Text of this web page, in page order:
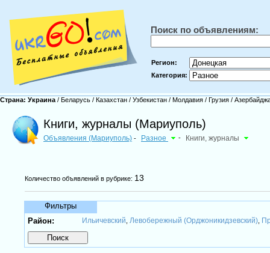
Поиск по объявлениям:
Регион:
Категория:
Страна: Украина / Беларусь / Казахстан / Узбекистан / Молдавия / Грузия /
Книги, журналы (Мариуполь)
Объявления (Мариуполь) - Разное - Книги, журналы
Количество объявлений в рубрике: 13
Фильтры
Район:
Ильичевский Левобережный (Орджоникидзевский),